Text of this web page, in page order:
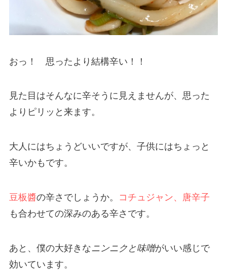
おっ！ 思ったより結構辛い！！
見た目はそんなに辛そうに見えませんが、思った
よりピリッと来ます。
大人にはちょうどいいですが、子供にはちょっと
辛いかもです。
豆板醬の辛さでしょうか。
コチュジャン、唐辛子
も合わせての深みのある辛さです。
あと、僕の大好きなニンニクと味噌がいい感じで
効いています。